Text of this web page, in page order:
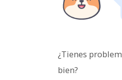
¿Tienes
bien?